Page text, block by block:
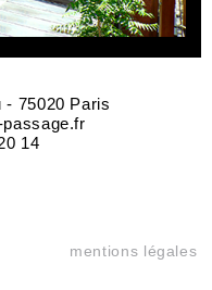
- 75020 Paris
14
mentions légales